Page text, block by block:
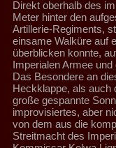
Direkt oberhalb des
Meter hinter den
Artillerie-Regiments,
einsame Walküre auf
überblicken konnte,
Imperialen Armee
Das Besondere an
Heckklappe, als auch
große gespannte
improvisiertes, aber
von dem aus die
Streitmacht des